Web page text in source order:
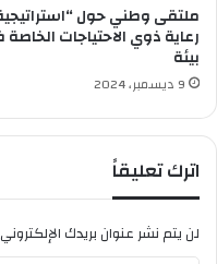
ملتقى وطني حول
رعاية ذوي الاحتياجات
بيئة
9 ديسمبر، 2024
اترك تعليقاً
لن يتم نشر عنوان بريدك